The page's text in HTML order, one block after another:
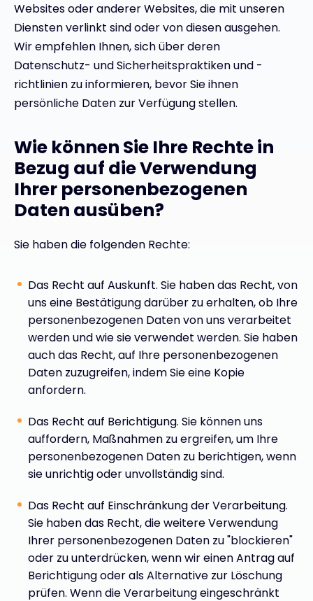
Websites oder anderer Websites, die mit unseren
Diensten verlinkt sind oder von diesen ausgehen.
Wir empfehlen Ihnen, sich über deren
Datenschutz- und Sicherheitspraktiken und -
richtlinien zu informieren, bevor Sie ihnen
persönliche Daten zur Verfügung stellen.
Wie können Sie Ihre Rechte in
Bezug auf die Verwendung
Ihrer personenbezogenen
Daten ausüben?
Sie haben die folgenden Rechte:
Das Recht auf Auskunft. Sie haben das Recht, von
uns eine Bestätigung darüber zu erhalten, ob Ihre
personenbezogenen Daten von uns verarbeitet
werden und wie sie verwendet werden. Sie haben
auch das Recht, auf Ihre personenbezogenen
Daten zuzugreifen, indem Sie eine Kopie
anfordern.
Das Recht auf Berichtigung. Sie können uns
auffordern, Maßnahmen zu ergreifen, um Ihre
personenbezogenen Daten zu berichtigen, wenn
sie unrichtig oder unvollständig sind.
Das Recht auf Einschränkung der Verarbeitung.
Sie haben das Recht, die weitere Verwendung
Ihrer personenbezogenen Daten zu "blockieren"
oder zu unterdrücken, wenn wir einen Antrag auf
Berichtigung oder als Alternative zur Löschung
prüfen. Wenn die Verarbeitung eingeschränkt